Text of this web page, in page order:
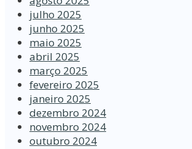
julho 2025
junho 2025
maio 2025
abril 2025
março 2025
fevereiro 2025
janeiro 2025
dezembro 2024
novembro 2024
outubro 2024